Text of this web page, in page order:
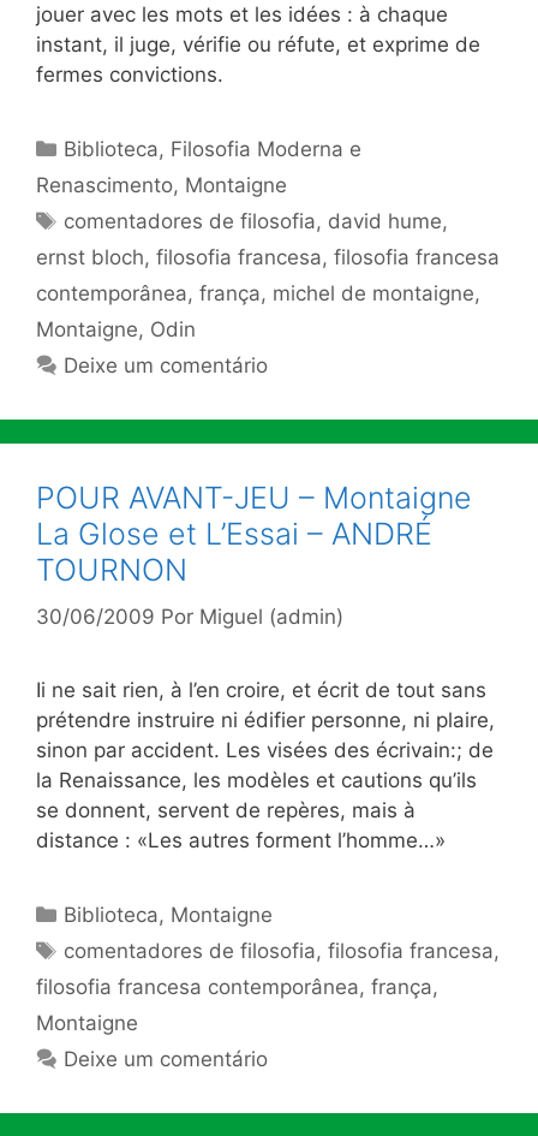
jouer avec les mots et les idées : à chaque
instant, il juge, vérifie ou ré­fute, et exprime de
fermes convictions.
Categorias
Biblioteca, Filosofia Moderna e
Renascimento, Montaigne
Tags
comentadores de filosofia, david hume,
ernst bloch, filosofia francesa, filosofia francesa
contemporânea, frança, michel de montaigne,
Montaigne, Odin
Deixe um comentário
POUR AVANT-JEU – Montaigne
La Glose et L’Essai – ANDRÉ
TOURNON
30/06/2009 Por Miguel (admin)
Ii ne sait rien, à l’en croire, et écrit de tout sans
prétendre instruire ni édifier personne, ni plaire,
sinon par accident. Les visées des écrivain:; de
la Renaissance, les modèles et cautions qu’ils
se donnent, servent de repères, mais à
distance : «Les autres forment l’homme…»
Categorias
Biblioteca, Montaigne
Tags
comentadores de filosofia,filosofia francesa,
filosofia francesa contemporânea, frança,
Montaigne
Deixe um comentário